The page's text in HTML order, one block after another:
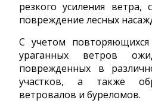
резкого усиления ветра,
повреждение лесных
C учетом
ураганных ветров
поврежденных в
участков, а также
ветровалов и буреломов.